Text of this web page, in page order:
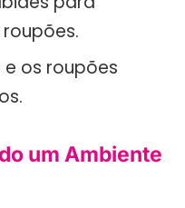
os roupões
um Ambiente